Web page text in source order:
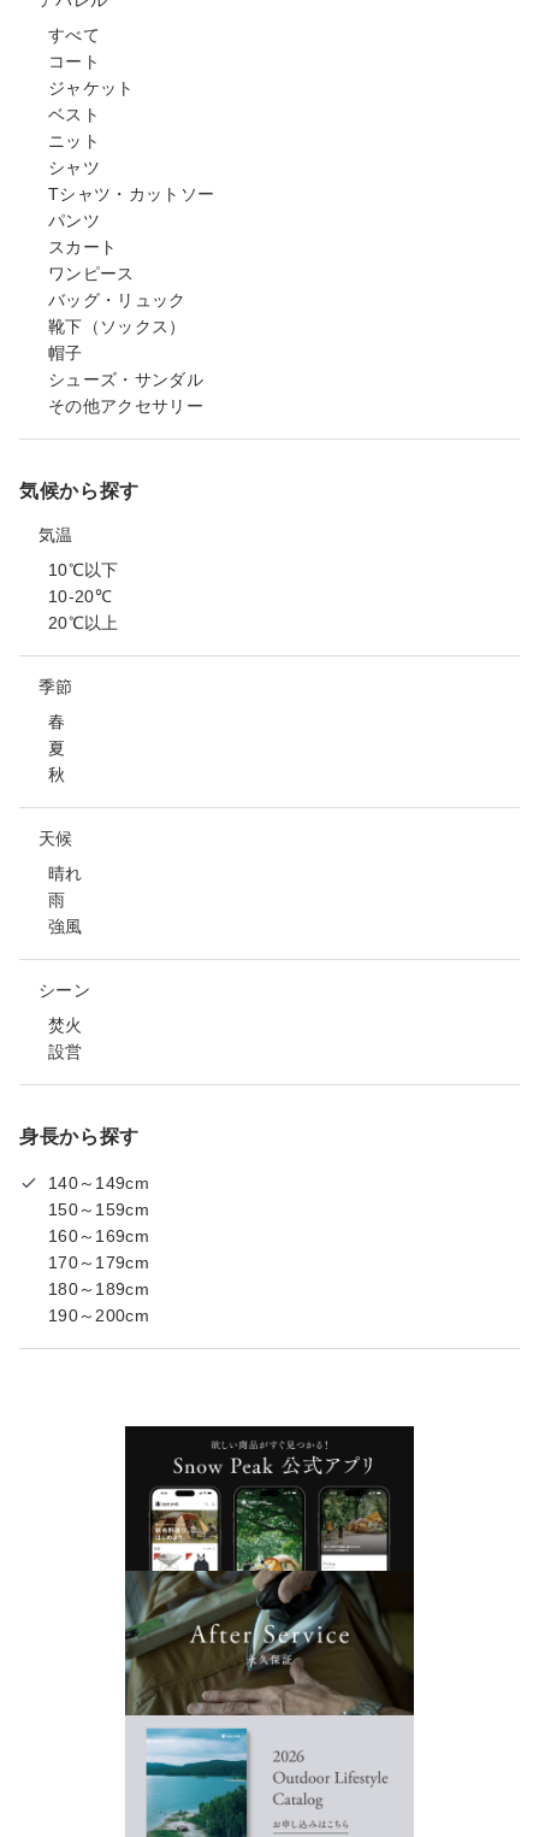
すべて
コート
ジャケット
ベスト
ニット
シャツ
Tシャツ・カットソー
パンツ
スカート
ワンピース
バッグ・リュック
靴下（ソックス）
帽子
シューズ・サンダル
その他アクセサリー
気候から探す
気温
10℃以下
10-20℃
20℃以上
季節
春
夏
秋
天候
晴れ
雨
強風
シーン
焚火
設営
身長から探す
140～149cm
150～159cm
160～169cm
170～179cm
180～189cm
190～200cm